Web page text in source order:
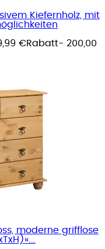
Kiefernholz, mit
€Rabatt- 200,00
moderne grifflose